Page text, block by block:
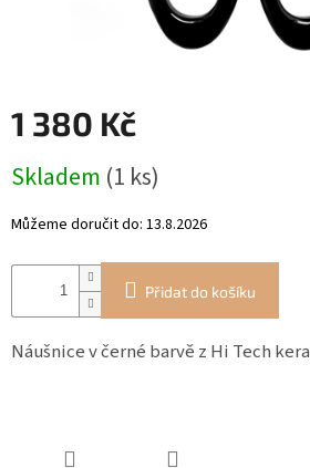
DÁRKOVÉ
VELKOOBCHOD
1 380 Kč
cena:
Skladem (1 ks)
Můžeme doručit do: 13.8.2026
Přidat do košíku
Náušnice v černé barvě z Hi Tech